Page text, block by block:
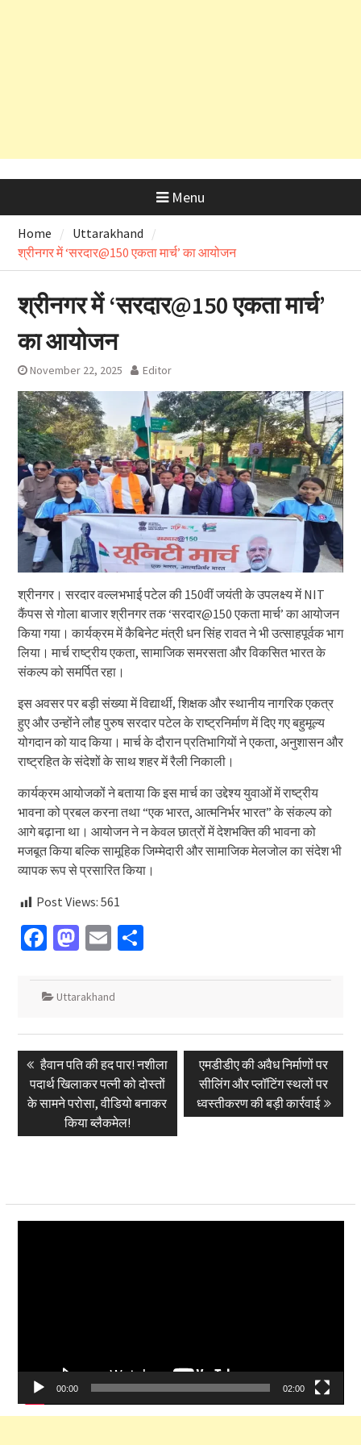
Menu
Home
Uttarakhand
श्रीनगर में ‘सरदार@150 एकता मार्च’ का आयोजन
श्रीनगर में ‘सरदार@150 एकता मार्च’
का आयोजन
November 22, 2025 Editor
श्रीनगर। सरदार वल्लभभाई पटेल की 150वीं जयंती के उपलक्ष्य में NIT
कैंपस से गोला बाजार श्रीनगर तक ‘सरदार@150 एकता मार्च’ का आयोजन
किया गया। कार्यक्रम में कैबिनेट मंत्री धन सिंह रावत ने भी उत्साहपूर्वक भाग
लिया। मार्च राष्ट्रीय एकता, सामाजिक समरसता और विकसित भारत के
संकल्प को समर्पित रहा।
इस अवसर पर बड़ी संख्या में विद्यार्थी, शिक्षक और स्थानीय नागरिक एकत्र
हुए और उन्होंने लौह पुरुष सरदार पटेल के राष्ट्रनिर्माण में दिए गए बहुमूल्य
योगदान को याद किया। मार्च के दौरान प्रतिभागियों ने एकता, अनुशासन और
राष्ट्रहित के संदेशों के साथ शहर में रैली निकाली।
कार्यक्रम आयोजकों ने बताया कि इस मार्च का उद्देश्य युवाओं में राष्ट्रीय
भावना को प्रबल करना तथा “एक भारत, आत्मनिर्भर भारत” के संकल्प को
आगे बढ़ाना था। आयोजन ने न केवल छात्रों में देशभक्ति की भावना को
मजबूत किया बल्कि सामूहिक जिम्मेदारी और सामाजिक मेलजोल का संदेश भी
व्यापक रूप से प्रसारित किया।
Post Views: 561
Facebook
Mastodon
EmailShare
Uttarakhand
navigation
Previous
post:
हैवान पति की हद पार! नशीला
पदार्थ खिलाकर पत्नी को दोस्तों
के सामने परोसा, वीडियो बनाकर
किया ब्लैकमेल!
Next
post:
एमडीडीए की अवैध निर्माणों पर
सीलिंग और प्लॉटिंग स्थलों पर
ध्वस्तीकरण की बड़ी कार्रवाई
00:00 02:00